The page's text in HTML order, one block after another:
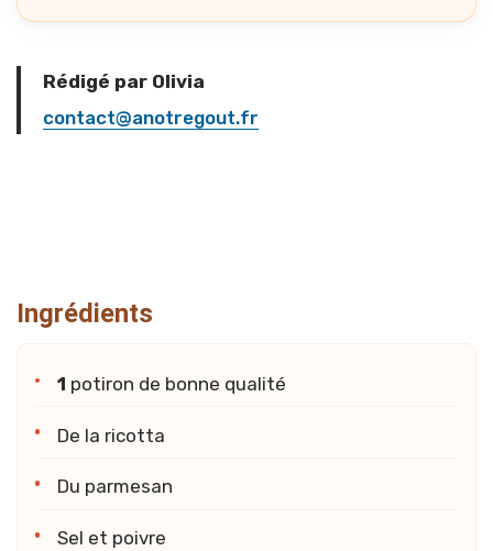
Rédigé par Olivia
contact@anotregout.fr
Ingrédients
1 potiron de bonne qualité
De la ricotta
Du parmesan
Sel et poivre